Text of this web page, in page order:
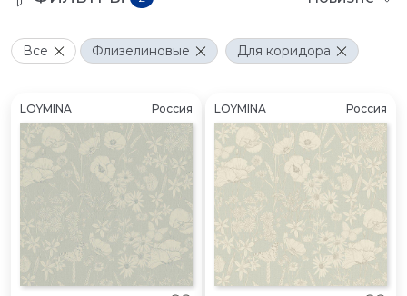
Все Флизелиновые Для коридора
LOYMINA Россия LOYMINA Россия